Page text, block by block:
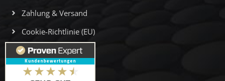
Zahlung & Versand
Cookie-Richtlinie (EU)